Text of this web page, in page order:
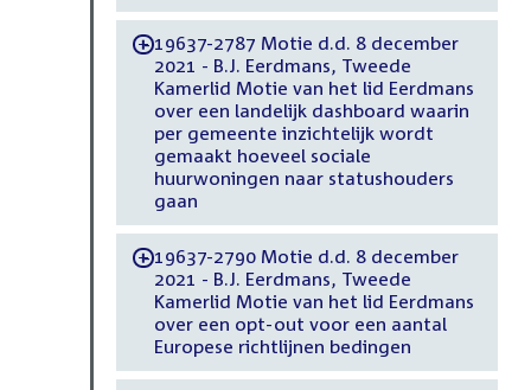
-19637-2787 Motie d.d. 8 december
2021 - B.J. Eerdmans, Tweede
Kamerlid Motie van het lid Eerdmans
over een landelijk dashboard waarin
per gemeente inzichtelijk wordt
gemaakt hoeveel sociale
huurwoningen naar statushouders
gaan
-19637-2790 Motie d.d. 8 december
2021 - B.J. Eerdmans, Tweede
Kamerlid Motie van het lid Eerdmans
over een opt-out voor een aantal
Europese richtlijnen bedingen